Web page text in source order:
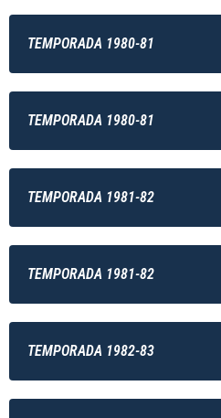
TEMPORADA 1980-81
TEMPORADA 1980-81
TEMPORADA 1981-82
TEMPORADA 1981-82
TEMPORADA 1982-83